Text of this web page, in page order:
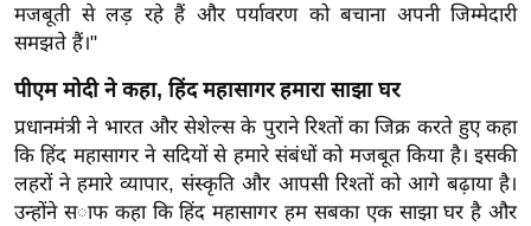
त
बॉ
ली
ड
हॉ
ली
मजबूती से लड़ रहे हैं और पर्यावरण को बचाना अपनी जिम्मेदारी
समझते हैं।"
पीएम मोदी ने कहा, हिंद महासागर हमारा साझा घर
प्रधानमंत्री ने भारत और सेशेल्स के पुराने रिश्तों का जिक्र करते हुए कहा
कि हिंद महासागर ने सदियों से हमारे संबंधों को मजबूत किया है। इसकी
लहरों ने हमारे व्यापार, संस्कृति और आपसी रिश्तों को आगे बढ़ाया है।
उन्होंने साफ कहा कि हिंद महासागर हम सबका एक साझा घर है और